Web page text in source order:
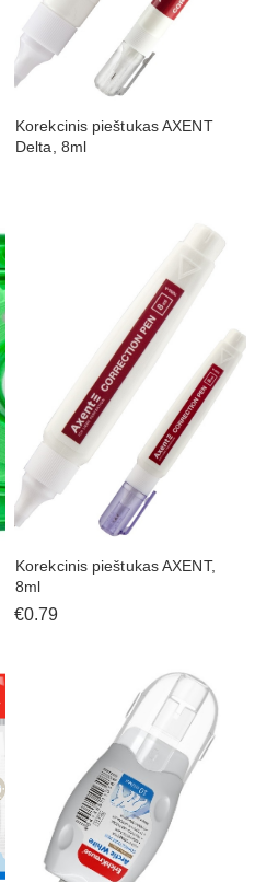
Korekcinis pieštukas AXENT
Delta, 8ml
Korekcinis pieštukas AXENT,
8ml
€0.79